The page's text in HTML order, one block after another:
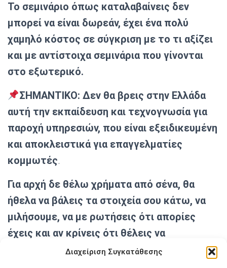
Διαχείριση Συγκατάθεσης
Το σεμινάριο όπως καταλαβαίνεις δεν
μπορεί να είναι δωρεάν, έχει ένα πολύ
χαμηλό κόστος σε σύγκριση με το τι αξίζει
και με αντίστοιχα σεμινάρια που γίνονται
στο εξωτερικό.
ΣΗΜΑΝΤΙΚΟ: Δεν θα βρεις στην Ελλάδα
αυτή την εκπαίδευση και τεχνογνωσία για
παροχή υπηρεσιών, που είναι εξειδικευμένη
και αποκλειστικά για επαγγελματίες
κομμωτές.
Για αρχή δε θέλω χρήματα από σένα, θα
ήθελα να βάλεις τα στοιχεία σου κάτω, να
μιλήσουμε, να με ρωτήσεις ότι απορίες
έχεις και αν κρίνεις ότι θέλεις να
συμμετέχεις στο σεμινάριο μετά χαράς